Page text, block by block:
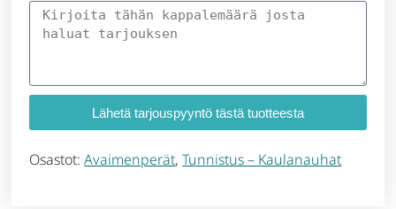
Lähetä tarjouspyyntö tästä tuotteesta
Osastot:Avaimenperät,Tunnistus – Kaulanauhat